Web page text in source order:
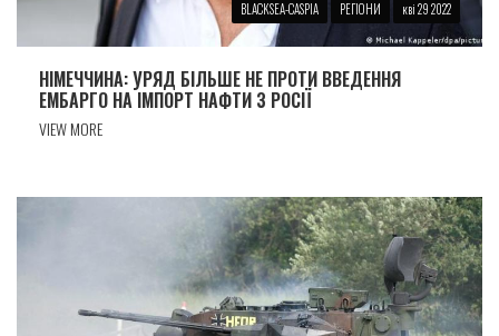
BLACKSEA-CASPIA РЕГІОНИ кві 29 2022
НІМЕЧЧИНА: УРЯД БІЛЬШЕ НЕ ПРОТИ ВВЕДЕННЯ
ЕМБАРГО НА ІМПОРТ НАФТИ З РОСІЇ
VIEW MORE